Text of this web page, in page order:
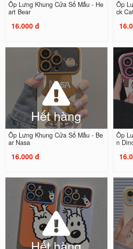
Ốp Lưng Khung Cửa Sổ Mẫu - He
art Bear
16.000 đ
Ốp
ck
Hết hàng
Ốp Lưng Khung Cửa Sổ Mẫu - Be
ar Nasa
16.000 đ
Ốp
n